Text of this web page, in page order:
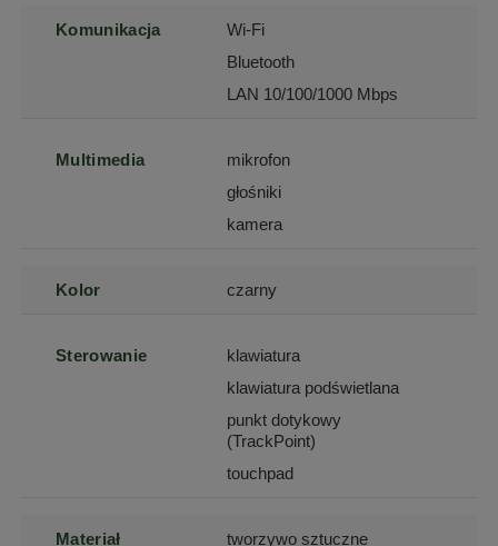
Komunikacja
Wi-Fi
Bluetooth
LAN 10/100/1000 Mbps
Multimedia
mikrofon
głośniki
kamera
Kolor czarny
Sterowanie
klawiatura
klawiatura podświetlana
punkt dotykowy
(TrackPoint)
touchpad
Materiał tworzywo sztuczne